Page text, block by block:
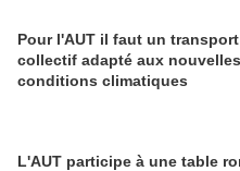
Pour l'AUT il faut un transport
collectif adapté aux nouvelles
conditions climatiques
L'AUT participe à une table